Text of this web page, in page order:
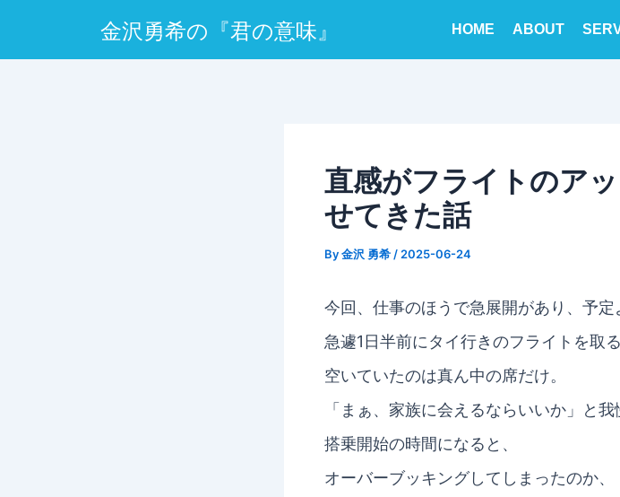
金沢勇希の『君の意味』 HOME ABOUT
直感がフライトのア
せてきた話
By金沢 勇希 / 2025-06-24
今回、仕事のほうで急展開があり、予定
急遽1日半前にタイ行きのフライトを取
空いていたのは真ん中の席だけ。
「まぁ、家族に会えるならいいか」と
搭乗開始の時間になると、
オーバーブッキングしてしまったのか、
navigation